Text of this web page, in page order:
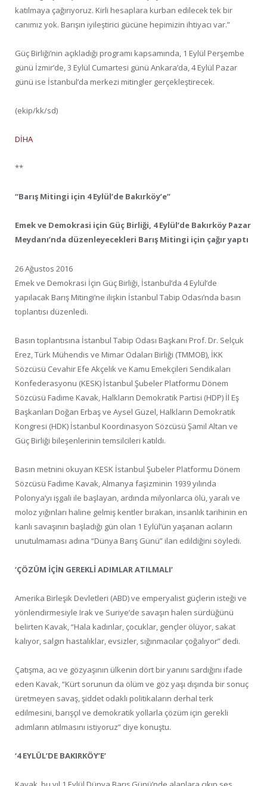
katılmaya çağırıyoruz. Kirli hesaplara kurban edilecek tek bir
canımız yok. Barışın iyileştirici gücüne hepimizin ihtiyacı var.”
Güç Birliği’nin açıkladığı programı kapsamında, 1 Eylül Perşembe
günü İzmir’de, 3 Eylül Cumartesi günü Ankara’da, 4 Eylül Pazar
günü ise İstanbul’da merkezi mitingler gerçekleştirecek.
(ekip/kk/sd)
DİHA
**
“Barış Mitingi için 4 Eylül’de Bakırköy’e”
Emek ve Demokrasi için Güç Birliği, 4 Eylül’de Bakırköy Pazar
Meydanı’nda düzenleyecekleri Barış Mitingi için çağır yaptı
26 Ağustos 2016
Emek ve Demokrasi İçin Güç Birliği, İstanbul’da 4 Eylül’de
yapılacak Barış Mitingi’ne ilişkin İstanbul Tabip Odası’nda basın
toplantısı düzenledi.
Basın toplantısına İstanbul Tabip Odası Başkanı Prof. Dr. Selçuk
Erez, Türk Mühendis ve Mimar Odaları Birliği (TMMOB), İKK
Sözcüsü Cevahir Efe Akçelik ve Kamu Emekçileri Sendikaları
Konfederasyonu (KESK) İstanbul Şubeler Platformu Dönem
Sözcüsü Fadime Kavak, Halkların Demokratik Partisi (HDP) İl Eş
Başkanları Doğan Erbaş ve Aysel Güzel, Halkların Demokratik
Kongresi (HDK) İstanbul Koordinasyon Sözcüsü Şamil Altan ve
Güç Birliği bileşenlerinin temsilcileri katıldı.
Basın metnini okuyan KESK İstanbul Şubeler Platformu Dönem
Sözcüsü Fadime Kavak, Almanya faşizminin 1939 yılında
Polonya’yı işgali ile başlayan, ardında milyonlarca ölü, yaralı ve
moloz yığınları haline gelmiş kentler bırakan, insanlık tarihinin en
kanlı savaşının başladığı gün olan 1 Eylül’ün yaşanan acıların
unutulmaması adına “Dünya Barış Günü” ilan edildiğini söyledi.
‘ÇÖZÜM İÇİN GEREKLİ ADIMLAR ATILMALI’
Amerika Birleşik Devletleri (ABD) ve emperyalist güçlerin isteği ve
yönlendirmesiyle Irak ve Suriye’de savaşın halen sürdüğünü
belirten Kavak, “Hala kadınlar, çocuklar, gençler ölüyor, sakat
kalıyor, salgın hastalıklar, evsizler, sığınmacılar çoğalıyor” dedi.
Çatışma, acı ve gözyaşının ülkenin dört bir yanını sardığını ifade
eden Kavak, “Kürt sorunun da ölüm ve göz yaşı dışında bir sonuç
üretmeyen savaş, şiddet odaklı politikaların derhal terk
edilmesini, barışçıl ve demokratik yollarla çözüm için gerekli
adımların atılmasını istiyoruz” diye konuştu.
‘4 EYLÜL’DE BAKIRKÖY’E’